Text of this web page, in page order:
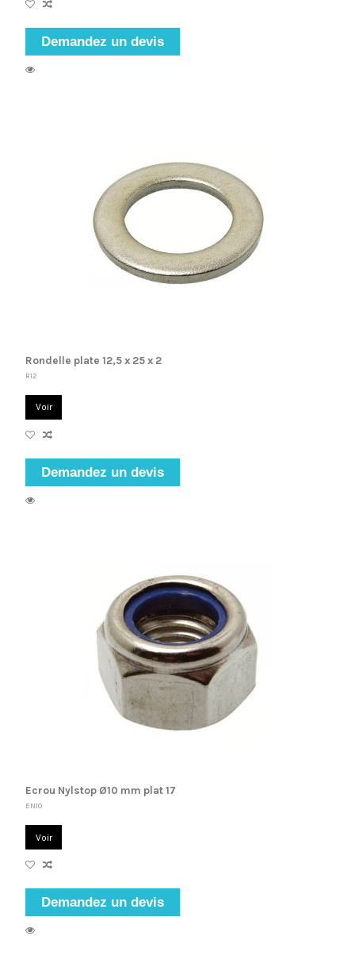
Demandez un devis
Rondelle plate 12,5 x 25 x 2
R12
Voir
Demandez un devis
Ecrou Nylstop Ø10 mm plat 17
EN10
Voir
Demandez un devis